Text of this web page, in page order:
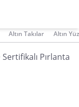
Altın Takılar Altın